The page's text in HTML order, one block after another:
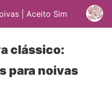
| Aceito Sim
clássico:
para noivas